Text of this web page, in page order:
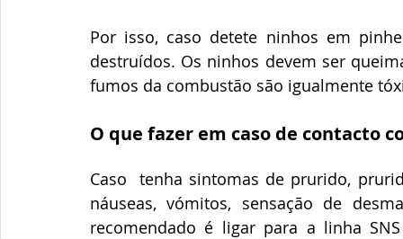
Por isso, caso detete ninhos em
destruídos. Os ninhos devem ser
fumos da combustão são igualmente
O que fazer em caso de contacto
Caso  tenha sintomas de prurido,
náuseas, vómitos, sensação de
recomendado é ligar para a linha